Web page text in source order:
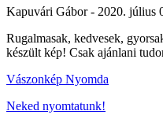
Kapuvári Gábor - 2020. július
Rugalmasak, kedvesek,
készült kép! Csak ajánlani
Vászonkép Nyomda
Neked nyomtatunk!